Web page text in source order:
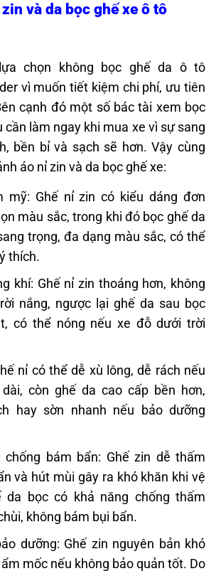
và da bọc ghế xe ô tô
chọn không bọc ghế da ô tô
vì muốn tiết kiệm chi phí, ưu tiên
cạnh đó một số bác tài xem bọc
cần làm ngay khi mua xe vì sự sang
bền bỉ và sạch sẽ hơn. Vậy cùng
áo nỉ zin và da bọc ghế xe:
mỹ: Ghế nỉ zin có kiểu dáng đơn
màu sắc, trong khi đó bọc ghế da
trọng, đa dạng màu sắc, có thể
thích.
khí: Ghế nỉ zin thoáng hơn, không
nắng, ngược lại ghế da sau bọc
có thể nóng nếu xe đỗ dưới trời
nỉ có thể dễ xù lông, dễ rách nếu
còn ghế da cao cấp bền hơn,
hay sờn nhanh nếu bảo dưỡng
chống bám bẩn: Ghế zin dễ thấm
và hút mùi gây ra khó khăn khi vệ
da bọc có khả năng chống thấm
không bám bụi bẩn.
dưỡng: Ghế zin nguyên bản khó
mốc nếu không bảo quản tốt. Do